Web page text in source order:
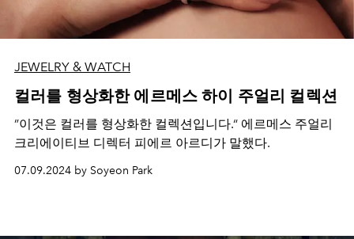
JEWELRY & WATCH
컬러를 형상화한 에르메스 하이 주얼리 컬렉션
”이것은 컬러를 형상화한 컬렉션입니다.“ 에르메스 주얼리
크리에이티브 디렉터 피에르 아르디가 말했다.
07.09.2024 by Soyeon Park